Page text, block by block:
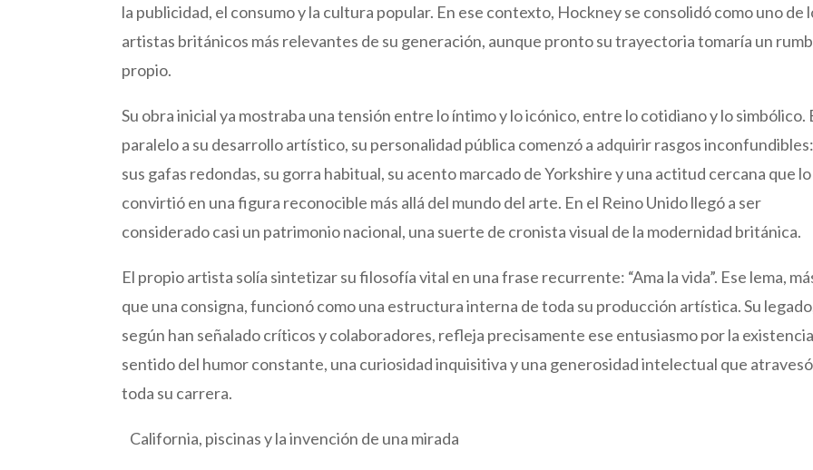
la publicidad, el consumo y la cultura popular. En ese contexto, Hockney se consolidó como uno de
artistas británicos más relevantes de su generación, aunque pronto su trayectoria tomaría un
propio.
Su obra inicial ya mostraba una tensión entre lo íntimo y lo icónico, entre lo cotidiano y lo simbólico.
paralelo a su desarrollo artístico, su personalidad pública comenzó a adquirir rasgos inconfundibles:
sus gafas redondas, su gorra habitual, su acento marcado de Yorkshire y una actitud cercana que lo
convirtió en una figura reconocible más allá del mundo del arte. En el Reino Unido llegó a ser
considerado casi un patrimonio nacional, una suerte de cronista visual de la modernidad británica.
El propio artista solía sintetizar su filosofía vital en una frase recurrente: “Ama la vida”. Ese lema,
que una consigna, funcionó como una estructura interna de toda su producción artística. Su
según han señalado críticos y colaboradores, refleja precisamente ese entusiasmo por la
sentido del humor constante, una curiosidad inquisitiva y una generosidad intelectual que atravesó
toda su carrera.
California, piscinas y la invención de una mirada